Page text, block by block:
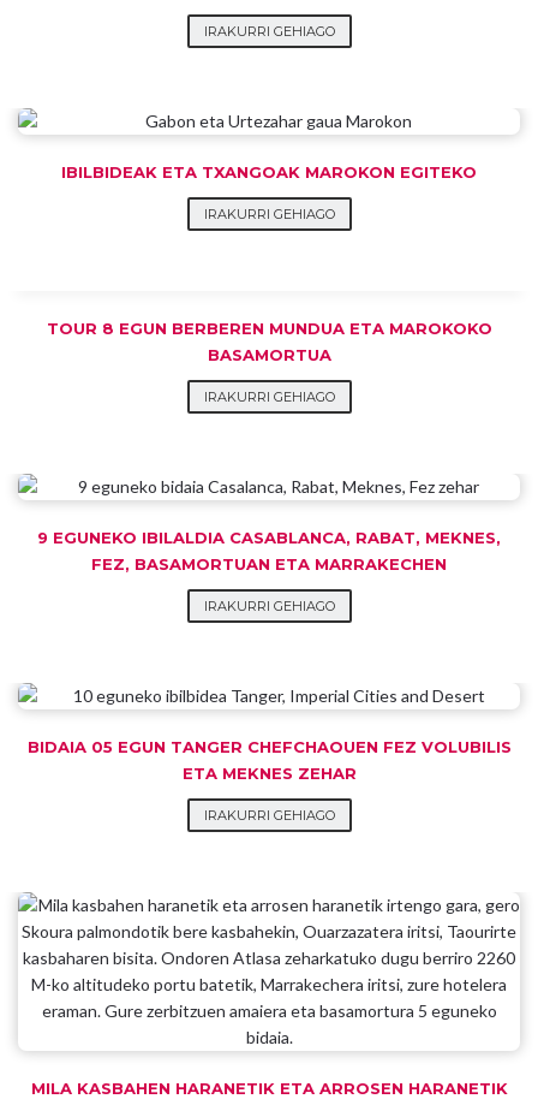
IRAKURRI GEHIAGO
IBILBIDEAK ETA TXANGOAK MAROKON EGITEKO
IRAKURRI GEHIAGO
TOUR 8 EGUN BERBEREN MUNDUA ETA MAROKOKO
BASAMORTUA
IRAKURRI GEHIAGO
9 EGUNEKO IBILALDIA CASABLANCA, RABAT, MEKNES,
FEZ, BASAMORTUAN ETA MARRAKECHEN
IRAKURRI GEHIAGO
BIDAIA 05 EGUN TANGER CHEFCHAOUEN FEZ VOLUBILIS
ETA MEKNES ZEHAR
IRAKURRI GEHIAGO
MILA KASBAHEN HARANETIK ETA ARROSEN HARANETIK